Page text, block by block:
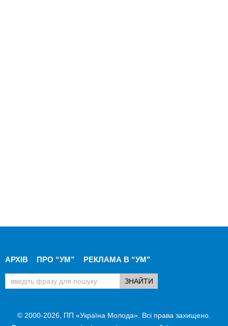
АРХІВ ПРО “УМ” РЕКЛАМА В “УМ"
© 2000-2026, ПП «Україна Молода». Всі права захищено.